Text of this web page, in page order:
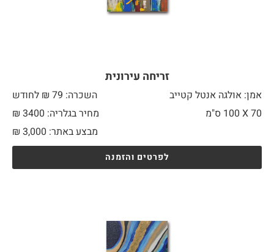
זריחה עירונית
אמן: אולגה אנטל קטייב
השכרה: 79 ₪ לחודש
70 X
מחיר בגלריה: 3400 ₪
מבצע באתר:
₪ 3,000
לפרטים והזמנה